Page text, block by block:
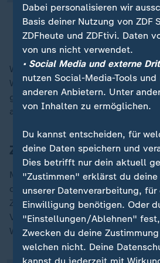
Wendepunkt in
Johann Wadephul, CDU
Wadephul sagt, Deutschland
Waffen. Auch Sanktionspakete
geplant. Er werde außerdem am
amerikanischen Senator Graham
Zollstreit belastet das
Merz wird in Washington nun der
der Trump trifft - nach dessen
Zöllen von 50 Prozent zu
Verhandlungen schlecht, sagt
Weber im ZDF:
„
Dabei personalisieren wir
Basis deiner Nutzung von ZDF
ZDFheute und ZDFtivi. Daten
von uns nicht verwendet.
• Social Media und externe
nutzen Social-Media-Tools und
anderen Anbietern. Unter
von Inhalten zu ermöglichen.
Du kannst entscheiden, für
deine Daten speichern und
Dies betrifft nur dein aktuell
"Zustimmen" erklärst du deine
unserer Datenverarbeitung,
Einwilligung benötigen. Oder
"Einstellungen/Ablehnen"
Zwecken du deine
welchen nicht. Deine